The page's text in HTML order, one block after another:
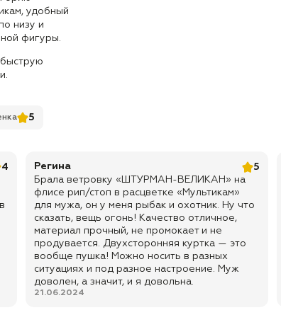
удобный
низу и
фигуры.
5
4
Регина
5
Брала ветровку «ШТУРМАН-ВЕЛИКАН» на
флисе рип/стоп в расцветке «Мультикам»
для мужа, он у меня рыбак и охотник. Ну что
сказать, вещь огонь! Качество отличное,
материал прочный, не промокает и не
продувается. Двухсторонняя куртка — это
вообще пушка! Можно носить в разных
ситуациях и под разное настроение. Муж
доволен, а значит, и я довольна.
21.06.2024